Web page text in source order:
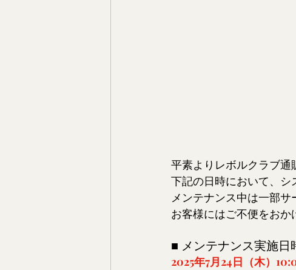
平素よりレボルクラブ通
下記の日時において、シ
メンテナンス中は一部サ
お客様にはご不便をおか
■ メンテナンス実施日
2025年7月24日（木）